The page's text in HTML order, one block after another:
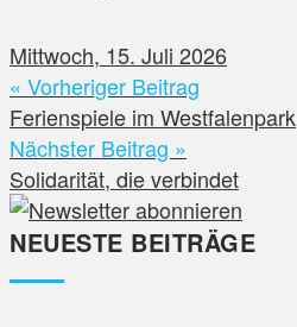
Mittwoch, 15. Juli 2026
« Vorheriger Beitrag
Ferienspiele im Westfalenpark
Nächster Beitrag »
Solidarität, die verbindet
NEUESTE BEITRÄGE